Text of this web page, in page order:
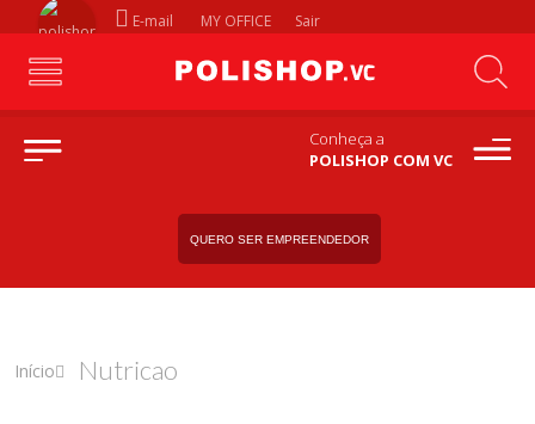
E-mail MY OFFICE Sair
Conheça a
POLISHOP COM VC
QUERO SER EMPREENDEDOR
Início Nutricao